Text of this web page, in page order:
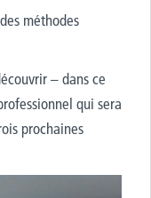
méthodes
– dans ce
qui sera
prochaines